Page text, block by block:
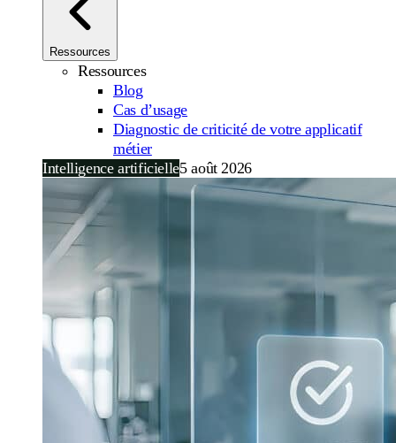
Ressources
Ressources
Blog
Cas d’usage
Diagnostic de criticité de votre applicatif
métier
Intelligence artificielle5 août 2026